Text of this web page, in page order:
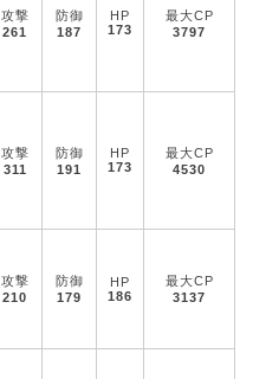
攻撃
261
防御
187
HP
173
最大CP
3797
攻撃
311
防御
191
HP
173
最大CP
4530
攻撃
210
防御
179
HP
186
最大CP
3137